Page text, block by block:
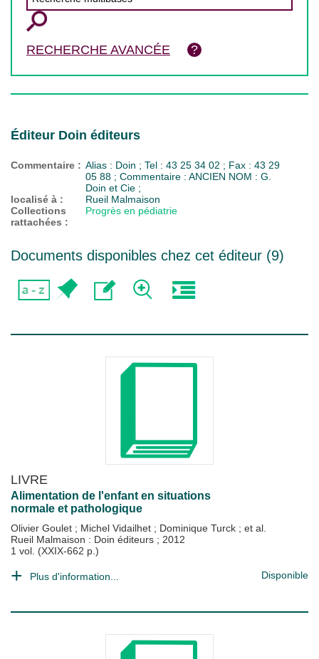
RECHERCHE AVANCÉE
Éditeur Doin éditeurs
Commentaire : Alias : Doin ; Tel : 43 25 34 02 ; Fax : 43 29
05 88 ; Commentaire : ANCIEN NOM : G.
Doin et Cie ;
localisé à :
Rueil Malmaison
Collections
rattachées :
Progrès en pédiatrie
Documents disponibles chez cet éditeur (9)
LIVRE
Alimentation de l'enfant en situations
normale et pathologique
Olivier Goulet ; Michel Vidailhet ; Dominique Turck ; et al.
Rueil Malmaison : Doin éditeurs ; 2012
1 vol. (XXIX-662 p.)
Plus d'information... Disponible